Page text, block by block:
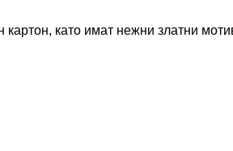
като имат нежни златни